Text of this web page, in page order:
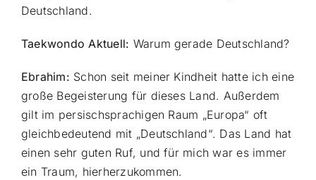
Deutschland.
Taekwondo Aktuell: Warum gerade Deutschland?
Ebrahim: Schon seit meiner Kindheit hatte ich eine
große Begeisterung für dieses Land. Außerdem
gilt im persischsprachigen Raum „Europa“ oft
gleichbedeutend mit „Deutschland“. Das Land hat
einen sehr guten Ruf, und für mich war es immer
ein Traum, hierherzukommen.